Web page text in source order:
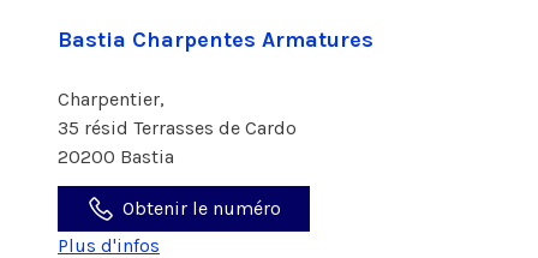
Bastia Charpentes Armatures
Charpentier,
35 résid Terrasses de Cardo
20200 Bastia
Obtenir le numéro
Plus d'infos